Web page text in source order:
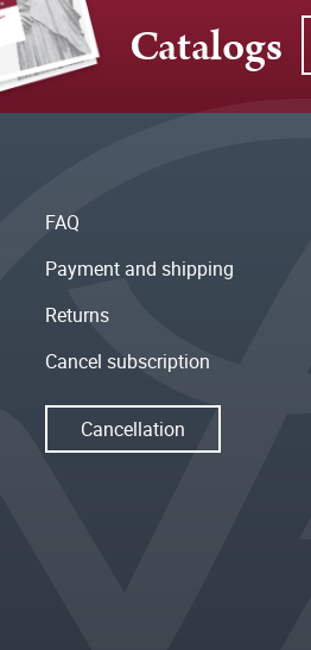
Catalogs
FAQ
Payment and shipping
Returns
Cancel subscription
Cancellation